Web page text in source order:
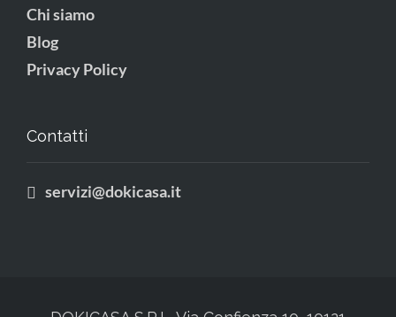
Chi siamo
Blog
Privacy Policy
Contatti
servizi@dokicasa.it